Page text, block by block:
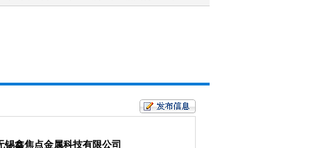
锡鑫焦点金属科技有限公司